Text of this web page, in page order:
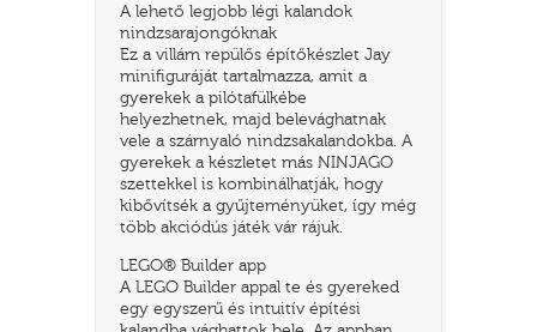
A lehető legjobb légi kalandok
nindzsarajongóknak
Ez a villám repülős építőkészlet Jay
minifiguráját tartalmazza, amit a
gyerekek a pilótafülkébe
helyezhetnek, majd belevághatnak
vele a szárnyaló nindzsakalandokba. A
gyerekek a készletet más NINJAGO
szettekkel is kombinálhatják, hogy
kibővítsék a gyűjteményüket, így még
több akciódús játék vár rájuk.
LEGO® Builder app
A LEGO Builder appal te és gyereked
egy egyszerű és intuitív építési